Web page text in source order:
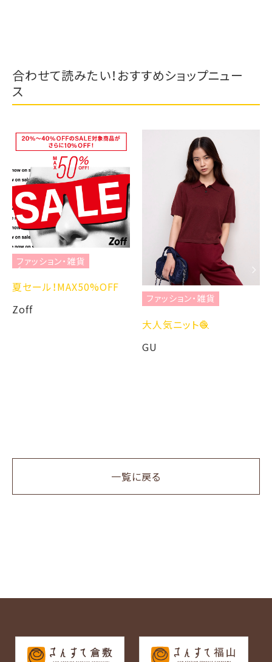
合わせて読みたい！おすすめショップニュー
ス
ファッション・雑貨
夏セール！MAX50%OFF
Zoff
ファッション・雑貨
大人気ニット🧶
GU
一覧に戻る